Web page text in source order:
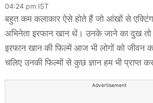
04:24 pm IST
बहुत कम कलाकार ऐसे होते हैं जो आंखों से
अभिनेता इरफान खान थें। उनके जाने का दुख तो
इरफान खान की फिल्में आज भी लोगों को जीवन
चलिए उनकी फिल्मों से कुछ ज्ञान हम भी प्राप्त
Advertisement